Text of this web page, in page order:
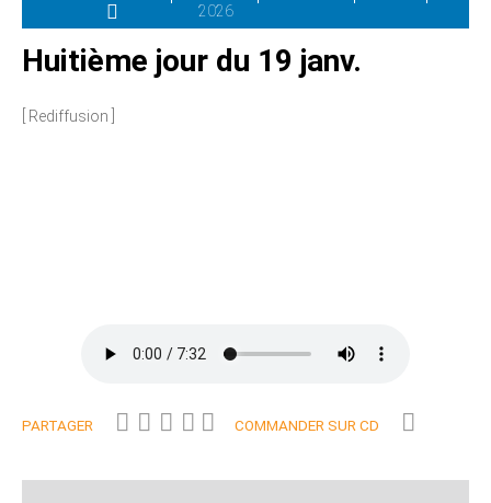
2026
Huitième jour du 19 janv.
[ Rediffusion ]
PARTAGER COMMANDER SUR CD